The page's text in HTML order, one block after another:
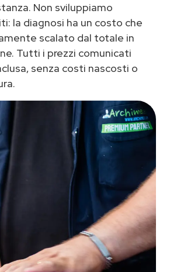
Non sviluppiamo
la diagnosi ha un costo che
scalato dal totale in
Tutti i prezzi comunicati
senza costi nascosti o